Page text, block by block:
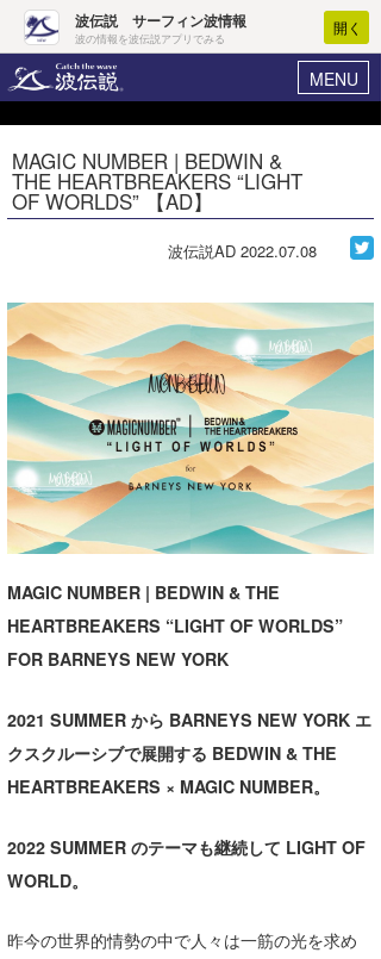
波伝説 サーフィン波情報
波の情報を波伝説アプリでみる
開く
MENU
ヘルプ マイホーム
ログイン
WAVE HUNTER 波予想ツール
気象情報
ニュース
サーフィンエリアガイド
会員メニュー
今月のプレゼント
MAGIC NUMBER | BEDWIN &
THE HEARTBREAKERS “LIGHT
OF WORLDS” 【AD】
波伝説AD 2022.07.08
MAGIC NUMBER | BEDWIN & THE
HEARTBREAKERS “LIGHT OF WORLDS”
FOR BARNEYS NEW YORK
2021 SUMMER から BARNEYS NEW YORK エ
クスクルーシブで展開する BEDWIN & THE
HEARTBREAKERS × MAGIC NUMBER。
2022 SUMMER のテーマも継続して LIGHT OF
WORLD。
昨今の世界的情勢の中で人々は一筋の光を求め
Core Surf Japan
コンテスト
ファッション/グッズ
アート＆エンタメ
コラム
トラベル
ショップ情報
ショップ情報
湘南
千葉北
伊豆
大阪
四国
沖縄
ウラナミ
お知らせ
その他
ルール＆How to
サーファーズ